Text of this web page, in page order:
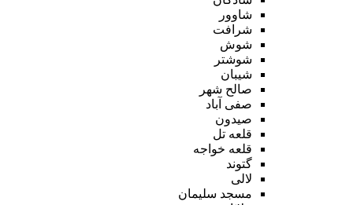
شاوور
شرافت
شوش
شوشتر
شیبان
صالح شهر
صفی آباد
صیدون
قلعه تل
قلعه خواجه
گتوند
لالی
مسجد سلیمان